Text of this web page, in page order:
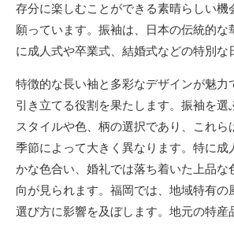
存分に楽しむことができる素晴らしい機
願っています。振袖は、日本の伝統的な
に成人式や卒業式、結婚式などの特別な
特徴的な長い袖と多彩なデザインが魅力
引き立てる役割を果たします。振袖を選
スタイルや色、柄の選択であり、これら
季節によって大きく異なります。特に成
かな色合い、婚礼では落ち着いた上品な
向が見られます。福岡では、地域特有の
選び方に影響を及ぼします。地元の特産